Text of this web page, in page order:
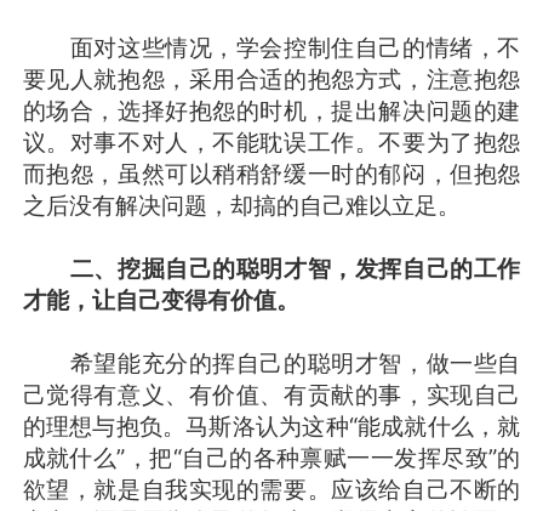
面对这些情况，学会控制住自己的情绪，不
要见人就抱怨，采用合适的抱怨方式，注意抱怨
的场合，选择好抱怨的时机，提出解决问题的建
议。对事不对人，不能耽误工作。不要为了抱怨
而抱怨，虽然可以稍稍舒缓一时的郁闷，但抱怨
之后没有解决问题，却搞的自己难以立足。
二、挖掘自己的聪明才智，发挥自己的工作
才能，让自己变得有价值。
希望能充分的挥自己的聪明才智，做一些自
己觉得有意义、有价值、有贡献的事，实现自己
的理想与抱负。马斯洛认为这种“能成就什么，就
成就什么”，把“自己的各种禀赋一一发挥尽致”的
欲望，就是自我实现的需要。应该给自己不断的